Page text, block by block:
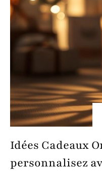
Idées Cadeaux
personnalisez